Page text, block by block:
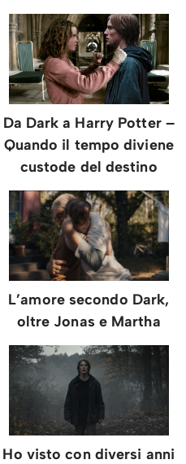
Da Dark a Harry Potter –
Quando il tempo diviene
custode del destino
L’amore secondo Dark,
oltre Jonas e Martha
Ho visto con diversi anni